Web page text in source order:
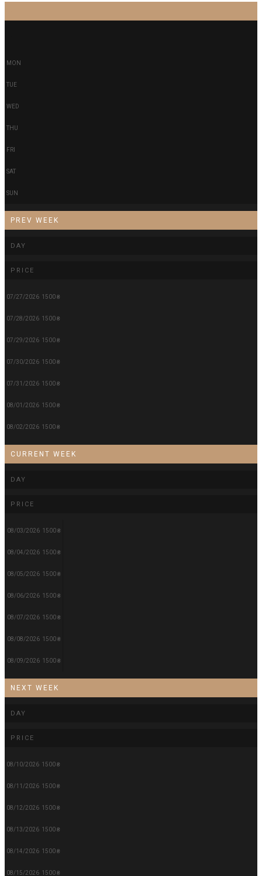
MON
TUE
WED
THU
FRI
SAT
SUN
PREV WEEK
DAY
PRICE
07/27/2026 1500 ₴
07/28/2026 1500 ₴
07/29/2026 1500 ₴
07/30/2026 1500 ₴
07/31/2026 1500 ₴
08/01/2026 1500 ₴
08/02/2026 1500 ₴
CURRENT WEEK
DAY
PRICE
08/03/2026 1500 ₴
08/04/2026 1500 ₴
08/05/2026 1500 ₴
08/06/2026 1500 ₴
08/07/2026 1500 ₴
08/08/2026 1500 ₴
08/09/2026 1500 ₴
NEXT WEEK
DAY
PRICE
08/10/2026 1500 ₴
08/11/2026 1500 ₴
08/12/2026 1500 ₴
08/13/2026 1500 ₴
08/14/2026 1500 ₴
08/15/2026 1500 ₴